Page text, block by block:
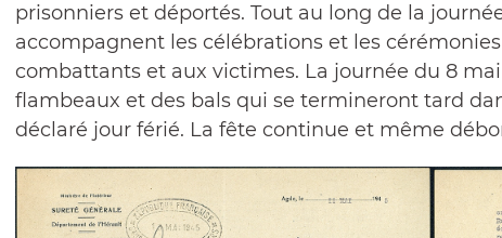
prisonniers et déportés. Tout au long de la
accompagnent les célébrations et les
combattants et aux victimes. La journée du 8 mai
flambeaux et des bals qui se termineront tard
déclaré jour férié. La fête continue et même